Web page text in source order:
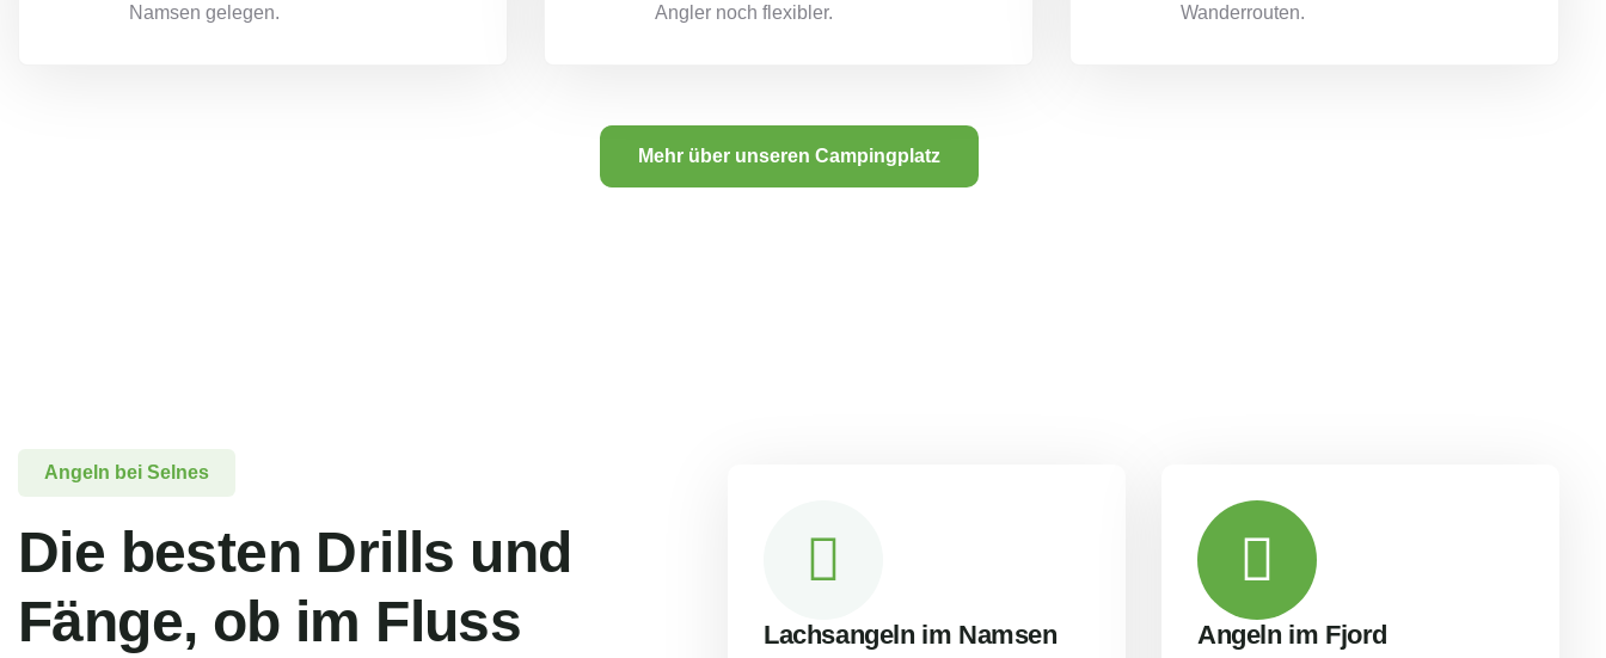
Namsen gelegen.
Angler noch flexibler.
Wanderrouten.
Mehr über unseren Campingplatz
Angeln bei Selnes
Die besten Drills und
Fänge, ob im Fluss
Lachsangeln im Namsen Angeln im Fjord